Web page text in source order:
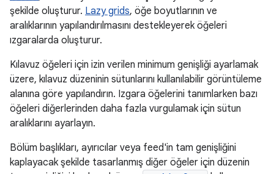
şekilde oluşturur. Lazy grids, öğe boyutlarının ve
aralıklarının yapılandırılmasını destekleyerek öğeleri
ızgaralarda oluşturur.
Kılavuz öğeleri için izin verilen minimum genişliği ayarlamak
üzere, kılavuz düzeninin sütunlarını kullanılabilir görüntüleme
alanına göre yapılandırın. Izgara öğelerini tanımlarken bazı
öğeleri diğerlerinden daha fazla vurgulamak için sütun
aralıklarını ayarlayın.
Bölüm başlıkları, ayırıcılar veya feed'in tam genişliğini
kaplayacak şekilde tasarlanmış diğer öğeler için düzenin